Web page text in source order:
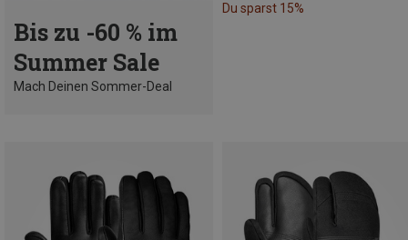
Bis zu -60 % im
Summer Sale
Mach Deinen Sommer-Deal
Du sparst 15%